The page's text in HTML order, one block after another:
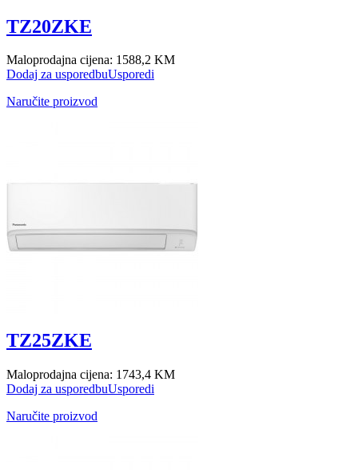
TZ20ZKE
Maloprodajna cijena: 1588,2 KM
Dodaj za usporedbuUsporedi
Naručite proizvod
TZ25ZKE
Maloprodajna cijena: 1743,4 KM
Dodaj za usporedbuUsporedi
Naručite proizvod